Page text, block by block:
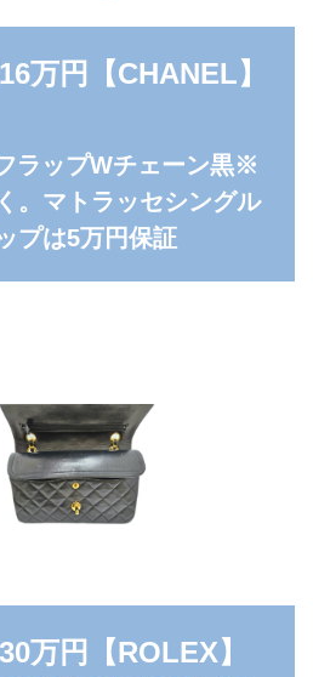
万円【CHANEL】
ラップWチェーン黒※
。マトラッセシングル
プは5万円保証
万円 【ROLEX】